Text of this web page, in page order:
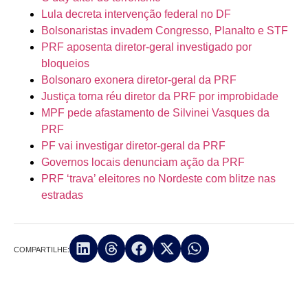
Lula decreta intervenção federal no DF
Bolsonaristas invadem Congresso, Planalto e STF
PRF aposenta diretor-geral investigado por
bloqueios
Bolsonaro exonera diretor-geral da PRF
Justiça torna réu diretor da PRF por improbidade
MPF pede afastamento de Silvinei Vasques da
PRF
PF vai investigar diretor-geral da PRF
Governos locais denunciam ação da PRF
PRF ‘trava’ eleitores no Nordeste com blitze nas
estradas
COMPARTILHE: